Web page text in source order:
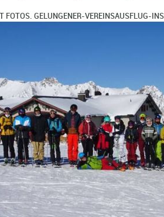
FOTOS. GELUNGENER-VEREINSAUSFLUG-